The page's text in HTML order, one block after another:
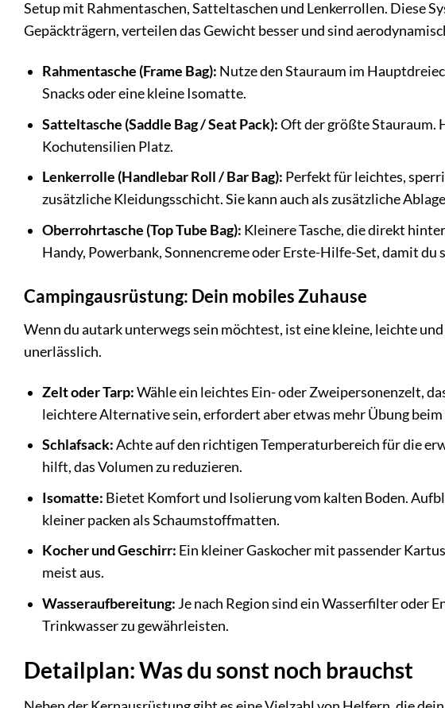
Setup mit Rahmentaschen, Satteltaschen und Lenkerrollen. Diese
Gepäckträgern, verteilen das Gewicht besser und sind
Rahmentasche (Frame Bag): Nutze den Stauraum im
Snacks oder eine kleine Isomatte.
Satteltasche (Saddle Bag / Seat Pack):Oft der größte Stauraum.
Kochutensilien Platz.
Lenkerrolle (Handlebar Roll / Bar Bag): Perfekt für leichtes,
zusätzliche Kleidungsschicht. Sie kann auch als zusätzliche
Oberrohrtasche (Top Tube Bag): Kleinere Tasche, die direkt
Handy, Powerbank, Sonnencreme oder Erste-Hilfe-Set, damit du
Campingausrüstung: Dein mobiles Zuhause
Wenn du autark unterwegs sein möchtest, ist eine kleine, leichte
unerlässlich.
Zelt oder Tarp:Wähle ein leichtes Ein- oder Zweipersonenzelt,
leichtere Alternative sein, erfordert aber etwas mehr Übung beim
Schlafsack:Achte auf den richtigen Temperaturbereich für die
hilft, das Volumen zu reduzieren.
Isomatte: Bietet Komfort und Isolierung vom kalten Boden.
kleiner packen als Schaumstoffmatten.
Kocher und Geschirr: Ein kleiner Gaskocher mit passender
meist aus.
Wasseraufbereitung: Je nach Region sind ein Wasserfilter oder
Trinkwasser zu gewährleisten.
Detailplan: Was du sonst noch brauchst